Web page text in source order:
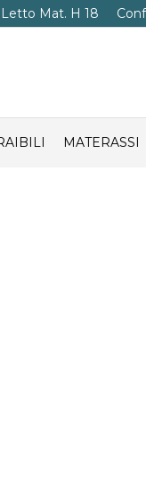
Mat. H 18
MATERASSI